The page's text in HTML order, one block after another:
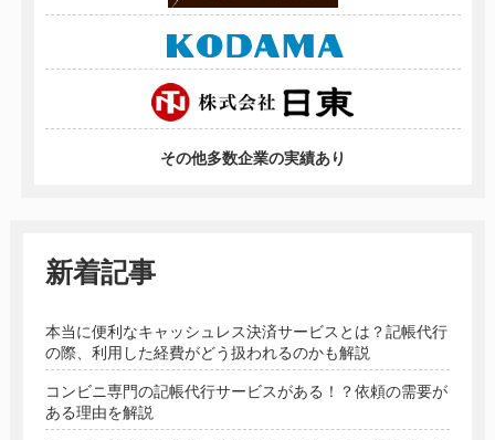
その他多数企業の実績あり
新着記事
本当に便利なキャッシュレス決済サービスとは？記帳代行
の際、利用した経費がどう扱われるのかも解説
コンビニ専門の記帳代行サービスがある！？依頼の需要が
ある理由を解説